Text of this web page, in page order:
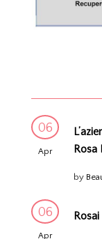
06
Apr
Rosa
by
06
Apr